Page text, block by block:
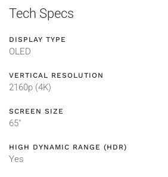
Tech Specs
DISPLAY TYPE
OLED
VERTICAL RESOLUTION
2160p (4K)
SCREEN SIZE
65"
HIGH DYNAMIC RANGE (HDR)
Yes